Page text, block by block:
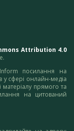
Attribution 4.0
посилання на
у сфері онлайн-медіа
прямого та
на цитований